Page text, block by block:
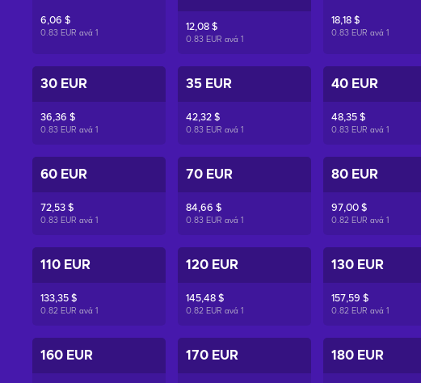
6,06 $
0.83 EUR ανά 1
12,08 $
0.83 EUR ανά 1
18,18 $
0.83 EUR ανά 1
30 EUR
36,36 $
0.83 EUR ανά 1
35 EUR
42,32 $
0.83 EUR ανά 1
40 EUR
48,35 $
0.83 EUR ανά 1
60 EUR
72,53 $
0.83 EUR ανά 1
70 EUR
84,66 $
0.83 EUR ανά 1
80 EUR
97,00 $
0.82 EUR ανά 1
110 EUR
133,35 $
0.82 EUR ανά 1
120 EUR
145,48 $
0.82 EUR ανά 1
130 EUR
157,59 $
0.82 EUR ανά 1
160 EUR 170 EUR 180 EUR